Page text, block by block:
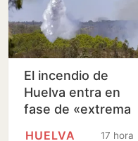
El incendio de
Huelva entra en
fase de «extrema
17 horas
HUELVA